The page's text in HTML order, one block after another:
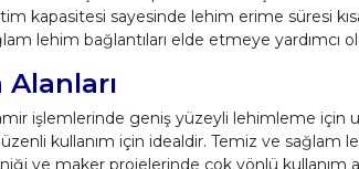
kapasitesi sayesinde lehim erime süresi
lehim bağlantıları elde etmeye
işlemlerinde geniş yüzeyli lehimleme için
kullanım için idealdir. Temiz ve sağlam
ve maker projelerinde çok yönlü